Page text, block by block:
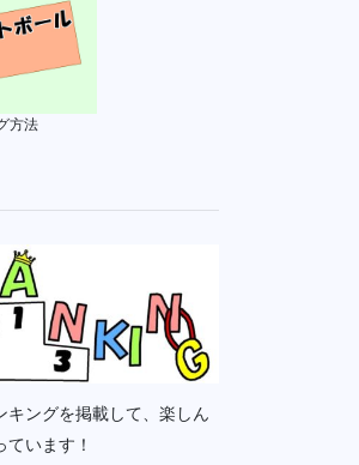
方法
キングを掲載して、楽しん
います！